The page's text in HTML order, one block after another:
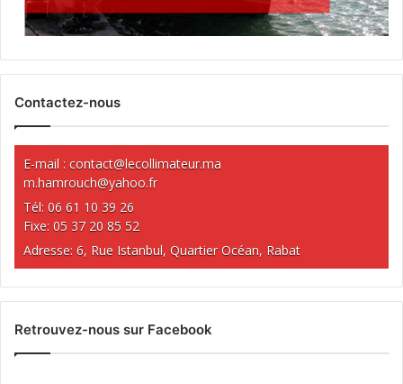
Contactez-nous
E-mail : contact@lecollimateur.ma
m.hamrouch@yahoo.fr
Tél: 06 61 10 39 26
Fixe: 05 37 20 85 52
Adresse: 6, Rue Istanbul, Quartier Océan, Rabat
Retrouvez-nous sur Facebook